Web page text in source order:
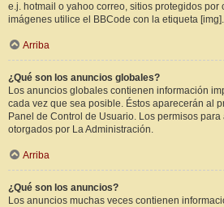
e.j. hotmail o yahoo correo, sitios protegidos por
imágenes utilice el BBCode con la etiqueta [img].
Arriba
¿Qué son los anuncios globales?
Los anuncios globales contienen información
cada vez que sea posible. Éstos aparecerán al
Panel de Control de Usuario. Los permisos
otorgados por La Administración.
Arriba
¿Qué son los anuncios?
Los anuncios muchas veces contienen